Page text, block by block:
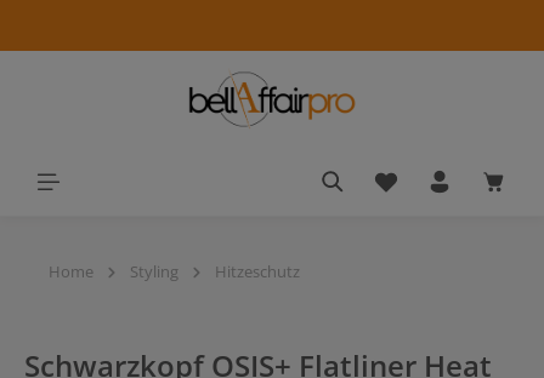
Du hast 0
Home Styling Hitzeschutz
Schwarzkopf OSIS+ Flatliner Heat